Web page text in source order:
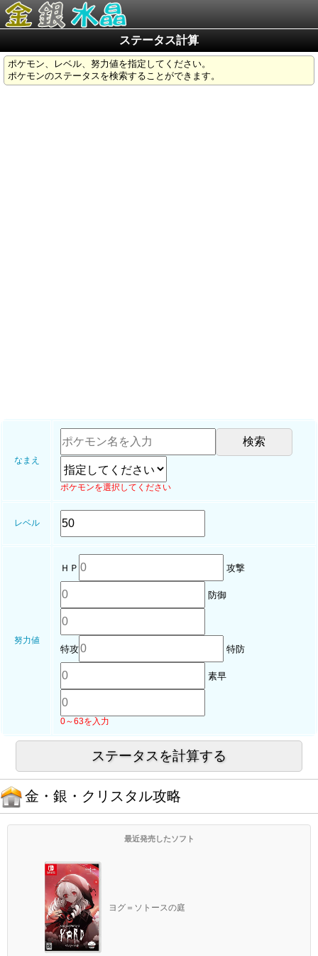
ステータス計算
ポケモン、レベル、努力値を指定してください。
ポケモンのステータスを検索することができます。
なまえ
ポケモンを選択してください
レベル
努力値
ＨＰ 攻撃
防御
特攻 特防
素早
0～63を入力
金・銀・クリスタル攻略
最近発売したソフト
ヨグ＝ソトースの庭